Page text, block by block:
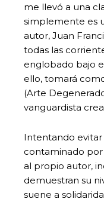
me llevó a una
simplemente es
autor, Juan
todas las
englobado bajo
ello, tomará
(Arte
vanguardista
Intentando evitar
contaminado por
al propio autor,
demuestran su
suene a